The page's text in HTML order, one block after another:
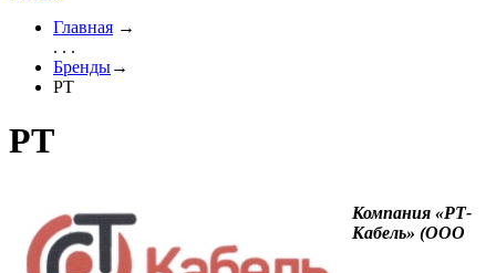
Главная →
. . .
Бренды→
РТ
РТ
Компания «РТ-
Кабель» (ООО